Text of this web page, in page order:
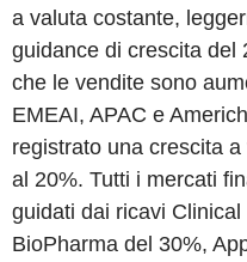
a valuta costante,
guidance di crescita del
che le vendite sono
EMEAI, APAC e
registrato una crescita
al 20%. Tutti i mercati
guidati dai ricavi
BioPharma del 30%,